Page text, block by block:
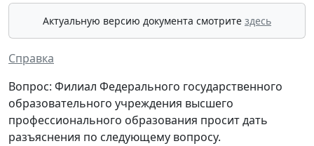
Актуальную версию документа смотрите здесь
Справка
Вопрос: Филиал Федерального государственного
образовательного учреждения высшего
профессионального образования просит дать
разъяснения по следующему вопросу.